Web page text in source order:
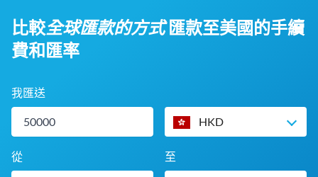
比較全球匯款的方式匯款至美國的手續
費和匯率
我匯送
HKD
從 至